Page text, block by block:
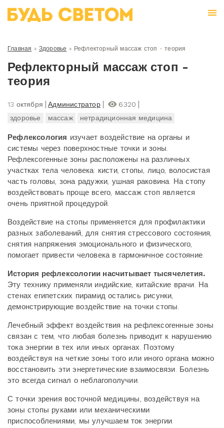
Главная » Здоровье » Рефлекторный массаж стоп - теория
Рефлекторный массаж стоп -
теория
13 октября Администратор
6320
здоровье
массаж нетрадиционная медицина
Рефлексология изучает воздействие на органы и
системы через поверхностные точки и зоны.
Рефлексогенные зоны расположены на различных
участках тела человека: кисти, стопы, лицо, волосистая
часть головы, зона радужки, ушная раковина. На стопу
воздействовать проще всего, массаж стоп является
очень приятной процедурой.
Воздействие на стопы применяется для профилактики
разных заболеваний, для снятия стрессового состояния,
снятия напряжения эмоционального и физического,
помогает привести человека в гармоничное состояние.
История рефлексологии насчитывает тысячелетия.
Эту технику применяли индийские, китайские врачи. На
стенах египетских пирамид остались рисунки,
демонстрирующие воздействие на точки стопы.
Лечебный эффект воздействия на рефлексогенные зоны
связан с тем, что любая болезнь приводит к нарушению
тока энергии в тех или иных органах. Поэтому
воздействуя на четкие зоны того или иного органа можно
восстановить эти энергетические взаимосвязи. Болезнь
это всегда сигнал о неблагополучии.
С точки зрения восточной медицины, воздействуя на
зоны стопы руками или механическими
приспособлениями, мы улучшаем ток энергии.